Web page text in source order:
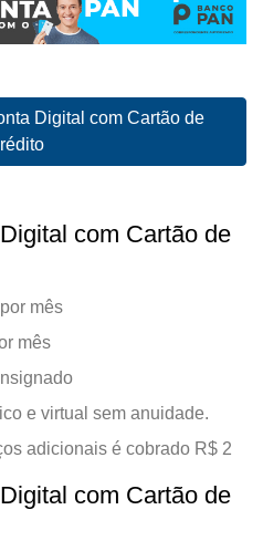
Digital com Cartão de
com Cartão de
mês
mês
e virtual sem anuidade.
adicionais é cobrado R$ 2
com Cartão de